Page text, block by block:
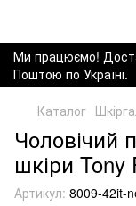
Ми працюємо!
Поштою по Україні.
Каталог
Чоловічий
шкіри Tony
Артикул: 8009-42it-